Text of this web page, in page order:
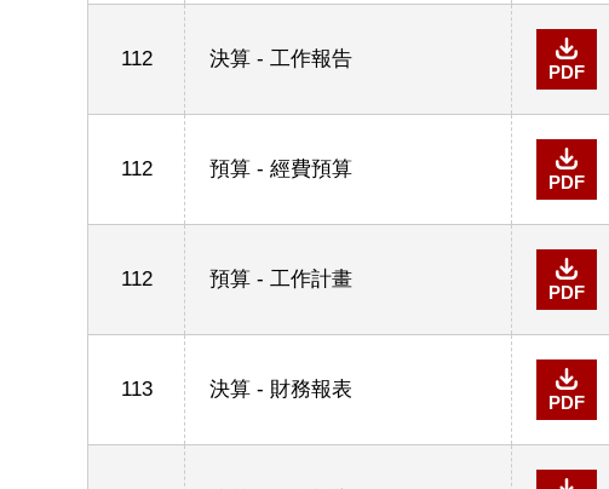
112 決算 - 工作報告
PDF
112 預算 - 經費預算
PDF
112 預算 - 工作計畫
PDF
113 決算 - 財務報表
PDF